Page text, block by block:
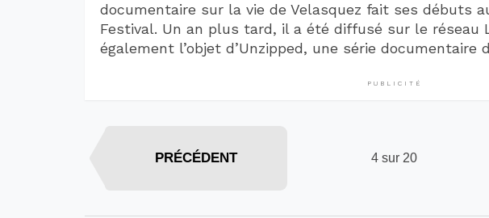
documentaire sur la vie de Velasquez fait ses débuts
Festival. Un an plus tard, il a été diffusé sur le réseau
également l’objet d’Unzipped, une série documentaire
PUBLICITÉ
4 sur 20
PRÉCÉDENT